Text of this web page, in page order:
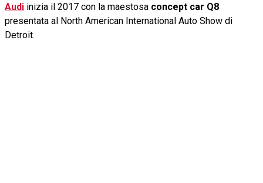
Audi inizia il 2017 con la maestosa concept car Q8
presentata al North American International Auto Show di
Detroit.